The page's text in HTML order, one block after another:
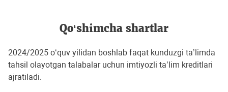
Qo‘shimcha shartlar
2024/2025 oʻquv yilidan boshlab faqat kunduzgi taʼlimda
tahsil olayotgan talabalar uchun imtiyozli taʼlim kreditlari
ajratiladi.